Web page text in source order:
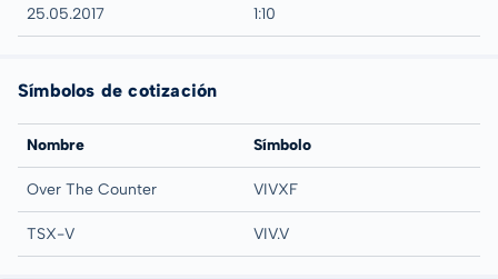
25.05.2017 1:10
Símbolos de cotización
Nombre Símbolo
Over The Counter VIVXF
TSX-V VIV.V